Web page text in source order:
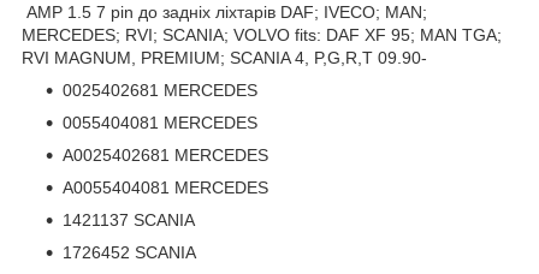
AMP 1.5 7 pin до задніх ліхтарів DAF; IVECO; MAN;
MERCEDES; RVI; SCANIA; VOLVO fits: DAF XF 95; MAN TGA;
RVI MAGNUM, PREMIUM; SCANIA 4, P,G,R,T 09.90-
0025402681 MERCEDES
0055404081 MERCEDES
A0025402681 MERCEDES
A0055404081 MERCEDES
1421137 SCANIA
1726452 SCANIA